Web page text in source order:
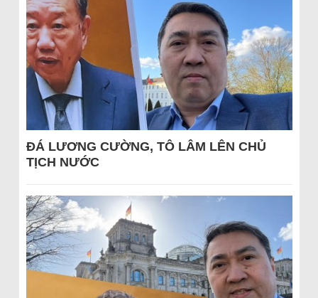
ĐÁ LƯƠNG CƯỜNG, TÔ LÂM LÊN CHỦ
TỊCH NƯỚC